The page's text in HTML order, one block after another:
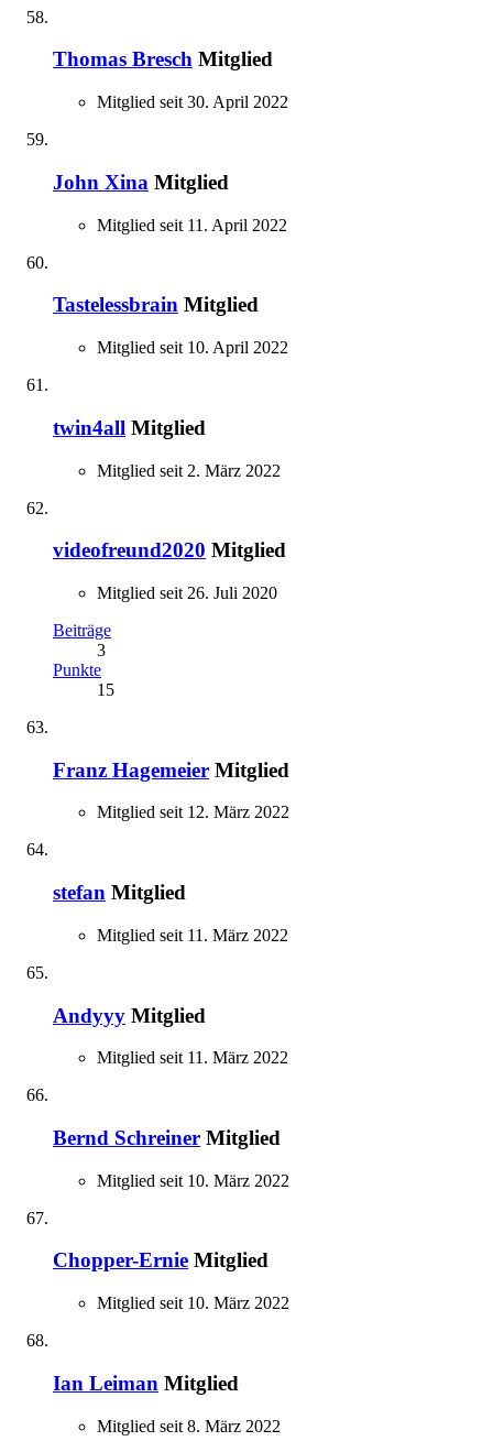
Thomas Bresch Mitglied
Mitglied seit 30. April 2022
John Xina Mitglied
Mitglied seit 11. April 2022
Tastelessbrain Mitglied
Mitglied seit 10. April 2022
twin4all Mitglied
Mitglied seit 2. März 2022
videofreund2020 Mitglied
Mitglied seit 26. Juli 2020
Beiträge
3
Punkte
15
Franz Hagemeier Mitglied
Mitglied seit 12. März 2022
stefan Mitglied
Mitglied seit 11. März 2022
Andyyy Mitglied
Mitglied seit 11. März 2022
Bernd Schreiner Mitglied
Mitglied seit 10. März 2022
Chopper-Ernie Mitglied
Mitglied seit 10. März 2022
Ian Leiman Mitglied
Mitglied seit 8. März 2022